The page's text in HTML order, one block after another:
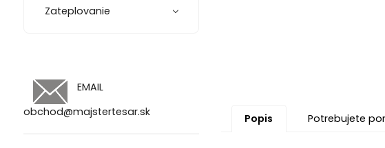
Zateplovanie
EMAIL
obchod@majstertesar.sk
Popis Potrebujete